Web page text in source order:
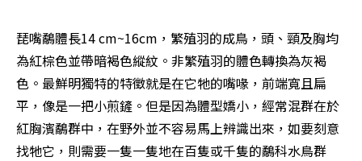
琵嘴鷸體長14 cm~16cm，繁殖羽的成鳥，頭、頸及胸均
為紅棕色並帶暗褐色縱紋。非繁殖羽的體色轉換為灰褐
色。最鮮明獨特的特徵就是在它牠的嘴喙，前端寬且扁
平，像是一把小煎鏟。但是因為體型嬌小，經常混群在於
紅胸濱鷸群中，在野外並不容易馬上辨識出來，如要刻意
找牠它，則需要一隻一隻地在百隻或千隻的鷸科水鳥群